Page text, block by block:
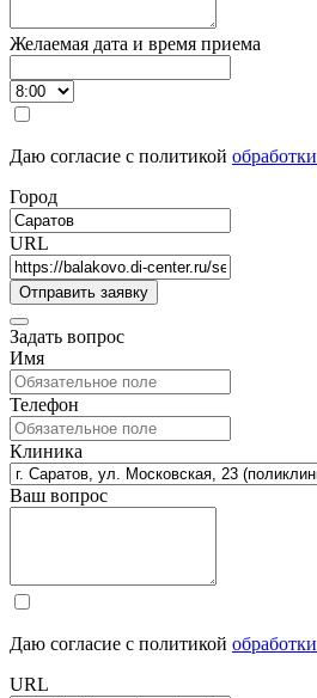
Желаемая дата и время приема
Даю согласие с политикой
Город
URL
Задать вопрос
Имя
Телефон
Клиника
Ваш вопрос
Даю согласие с политикой
URL